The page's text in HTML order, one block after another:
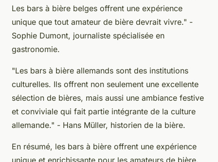
Les bars à bière belges offrent une expérience
unique que tout amateur de bière devrait vivre." -
Sophie Dumont, journaliste spécialisée en
gastronomie.
"Les bars à bière allemands sont des institutions
culturelles. Ils offrent non seulement une excellente
sélection de bières, mais aussi une ambiance festive
et conviviale qui fait partie intégrante de la culture
allemande." - Hans Müller, historien de la bière.
En résumé, les bars à bière offrent une expérience
unique et enrichissante pour les amateurs de bière.